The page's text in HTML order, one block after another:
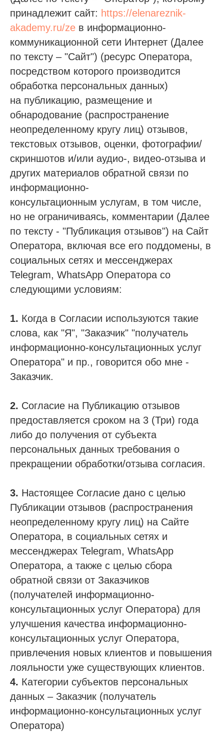
принадлежит сайт: https://elenareznik-
akademy.ru/ze в информационно-
коммуникационной сети Интернет (Далее
по тексту – "Сайт") (ресурс Оператора,
посредством которого производится
обработка персональных данных)
на публикацию, размещение и
обнародование (распространение
неопределенному кругу лиц) отзывов,
текстовых отзывов, оценки, фотографии/
скриншотов и/или аудио-, видео-отзыва и
других материалов обратной связи по
информационно-
консультационным услугам, в том числе,
но не ограничиваясь, комментарии (Далее
по тексту - "Публикация отзывов") на Сайт
Оператора, включая все его поддомены, в
социальных сетях и мессенджерах
Telegram, WhatsApp Оператора со
следующими условиям:
1. Когда в Согласии используются такие
слова, как "Я", "Заказчик" "получатель
информационно-консультационных услуг
Оператора" и пр., говорится обо мне -
Заказчик.
2. Согласие на Публикацию отзывов
предоставляется сроком на 3 (Три) года
либо до получения от субъекта
персональных данных требования о
прекращении обработки/отзыва согласия.
3. Настоящее Согласие дано с целью
Публикации отзывов (распространения
неопределенному кругу лиц) на Сайте
Оператора, в социальных сетях и
мессенджерах Telegram, WhatsApp
Оператора, а также с целью сбора
обратной связи от Заказчиков
(получателей информационно-
консультационных услуг Оператора) для
улучшения качества информационно-
консультационных услуг Оператора,
привлечения новых клиентов и повышения
лояльности уже существующих клиентов.
4. Категории субъектов персональных
данных – Заказчик (получатель
информационно-консультационных услуг
Оператора)